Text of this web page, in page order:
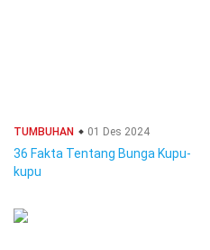
TUMBUHAN 01 Des 2024
36 Fakta Tentang Bunga Kupu-
kupu